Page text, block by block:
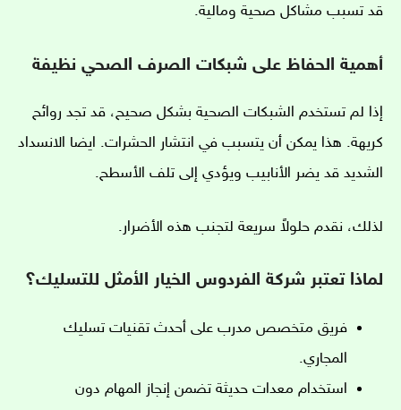
قد تسبب مشاكل صحية ومالية.
أهمية الحفاظ على شبكات الصرف الصحي نظيفة
إذا لم تستخدم الشبكات الصحية بشكل صحيح، قد تجد روائح
كريهة. هذا يمكن أن يتسبب في انتشار الحشرات. ايضا الانسداد
الشديد قد يضر الأنابيب ويؤدي إلى تلف الأسطح.
لذلك، نقدم حلولاً سريعة لتجنب هذه الأضرار.
لماذا تعتبر شركة الفردوس الخيار الأمثل للتسليك؟
فريق متخصص مدرب على أحدث تقنيات تسليك
المجاري.
استخدام معدات حديثة تضمن إنجاز المهام دون